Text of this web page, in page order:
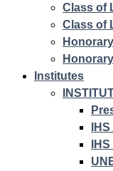
Class of
Class of
Institutes